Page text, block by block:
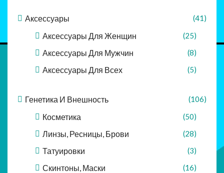
Аксессуары (41)
Аксессуары Для Женщин (25)
Аксессуары Для Мужчин (8)
Аксессуары Для Всех (5)
Генетика И Внешность (106)
Косметика (50)
Линзы, Ресницы, Брови (28)
Татуировки (3)
Скинтоны, Маски (16)